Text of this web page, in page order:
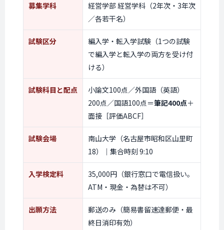
募集学科 経営学部 経営学科（2年次・3年次
／各若干名）
試験区分
編入学・転入学試験（1つの試験
で編入学と転入学の両方を受け付
ける）
試験科目 と配点
小論文100点／外国語（英語）
200点／国語100点＝筆記400点＋
面接［評価ABCF］
試験会場
南山大学（名古屋市昭和区山里町
18）｜集合時刻 9:10
入学検定料
35,000円（銀行窓口で電信扱い。
ATM・現金・為替は不可）
出願方法
郵送のみ（簡易書留速達郵便・最
終日消印有効）